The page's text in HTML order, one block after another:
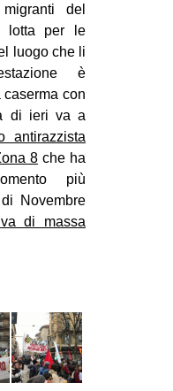
del
lotta per le
luogo che li
è
con
di ieri va a
antirazzista
8 che ha
più
Novembre
di massa